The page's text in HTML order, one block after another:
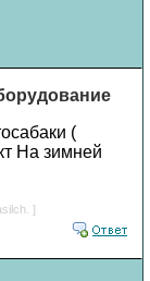
(
На зимней
]